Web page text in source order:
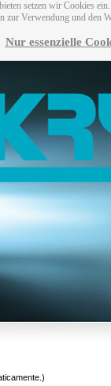
setzen wir Cookies
zur Verwendung und den
Nur essenzielle